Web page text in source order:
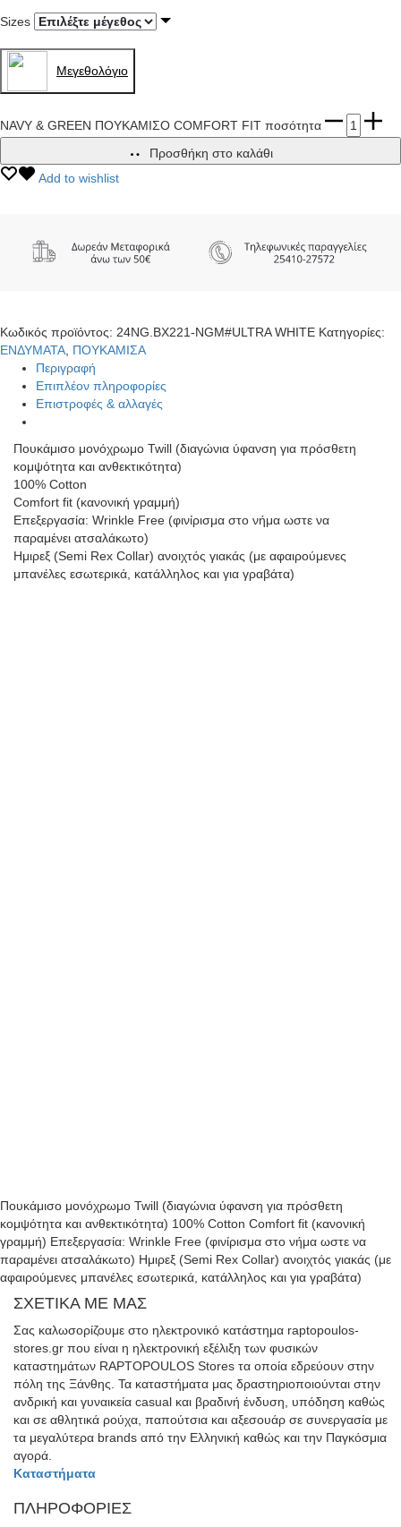
Sizes
Mεγεθολόγιο
NAVY & GREEN ΠΟΥΚΑΜΙΣΟ COMFORT FIT ποσότητα
Προσθήκη στο καλάθι
Add to wishlist
Κωδικός προϊόντος: 24NG.BX221-NGM#ULTRA WHITE Κατηγορίες:
ΕΝΔΥΜΑΤΑ ΠΟΥΚΑΜΙΣΑ
Περιγραφή
Επιπλέον πληροφορίες
Επιστροφές & αλλαγές
Πουκάμισο μονόχρωμο Twill (διαγώνια ύφανση για πρόσθετη
κομψότητα και ανθεκτικότητα)
100% Cotton
Comfort fit (κανονική γραμμή)
Επεξεργασία: Wrinkle Free (φινίρισμα στο νήμα ωστε να
παραμένει ατσαλάκωτο)
Ημιρεξ (Semi Rex Collar) ανοιχτός γιακάς (με αφαιρούμενες
μπανέλες εσωτερικά, κατάλληλος και για γραβάτα)
Πουκάμισο μονόχρωμο Twill (διαγώνια ύφανση για πρόσθετη
κομψότητα και ανθεκτικότητα) 100% Cotton Comfort fit (κανονική
γραμμή) Επεξεργασία: Wrinkle Free (φινίρισμα στο νήμα ωστε να
παραμένει ατσαλάκωτο) Ημιρεξ (Semi Rex Collar) ανοιχτός γιακάς (με
αφαιρούμενες μπανέλες εσωτερικά, κατάλληλος και για γραβάτα)
ΣΧΕΤΙΚΑ ΜΕ ΜΑΣ
Σας καλωσορίζουμε στο ηλεκτρονικό κατάστημα raptopoulos-
stores.gr που είναι η ηλεκτρονική εξέλιξη των φυσικών
καταστημάτων RAPTOPOULOS Stores τα οποία εδρεύουν στην
πόλη της Ξάνθης. Τα καταστήματα μας δραστηριοποιούνται στην
ανδρική και γυναικεία casual και βραδινή ένδυση, υπόδηση καθώς
και σε αθλητικά ρούχα, παπούτσια και αξεσουάρ σε συνεργασία με
τα μεγαλύτερα brands από την Ελληνική καθώς και την Παγκόσμια
αγορά.
Καταστήματα
ΠΛΗΡΟΦΟΡΙΕΣ